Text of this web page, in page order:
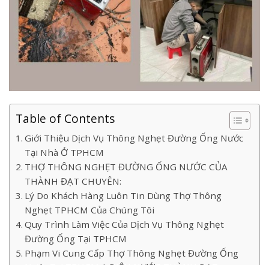
Table of Contents
Giới Thiệu Dịch Vụ Thông Nghẹt Đường Ống Nước
Tại Nhà Ở TPHCM
THỢ THÔNG NGHẸT ĐƯỜNG ỐNG NƯỚC CỦA
THÀNH ĐẠT CHUYÊN:
Lý Do Khách Hàng Luôn Tin Dùng Thợ Thông
Nghẹt TPHCM Của Chúng Tôi
Quy Trình Làm Việc Của Dịch Vụ Thông Nghẹt
Đường Ống Tại TPHCM
Phạm Vi Cung Cấp Thợ Thông Nghẹt Đường Ống